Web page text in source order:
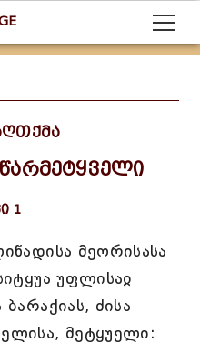
1
მეორისასა
უფლისაჲ
ძისა
მეტყუელი: